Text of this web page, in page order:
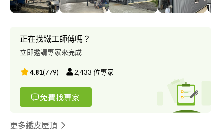
正在找鐵工師傅嗎？
立即邀請專家來完成
4.81(779) 2,433 位專家
免費找專家
更多鐵皮屋頂